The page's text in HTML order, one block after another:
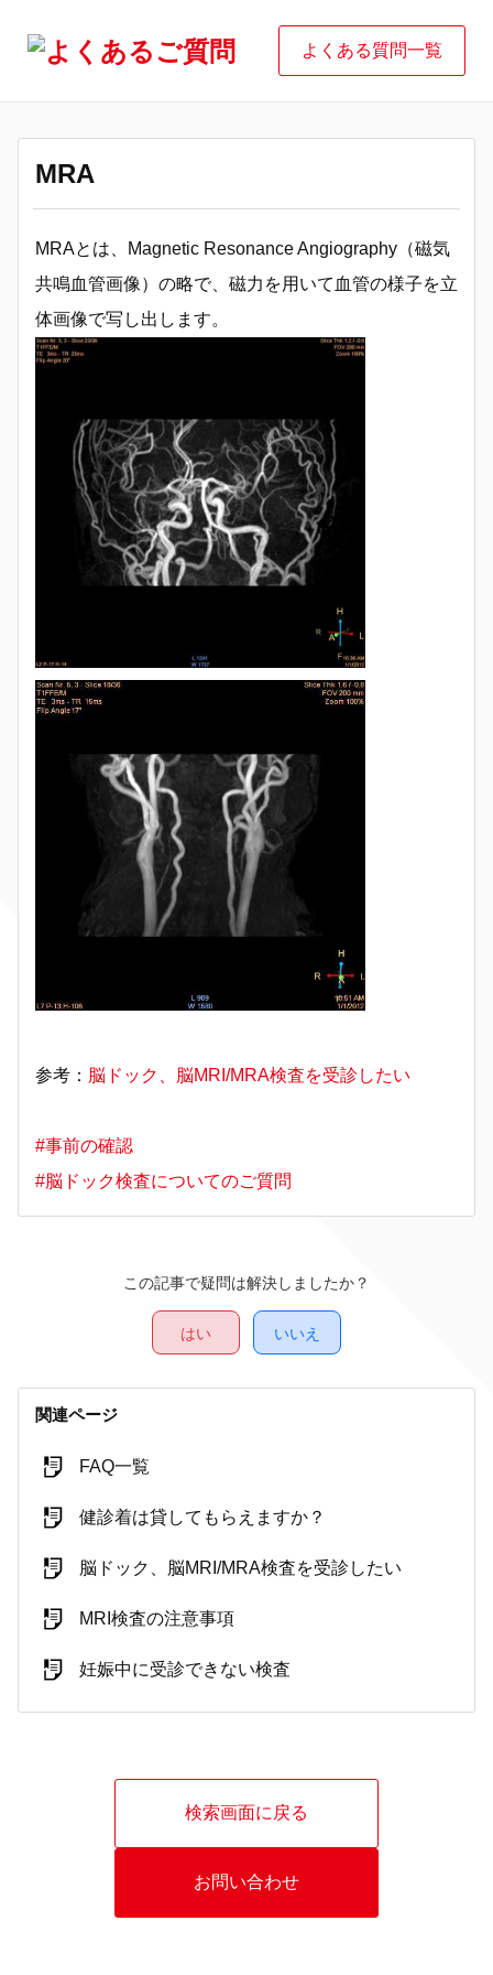
よくある質問一覧
MRA
MRAとは、Magnetic Resonance Angiography（磁気
共鳴血管画像）の略で、磁力を用いて血管の様子を立
体画像で写し出します。
参考： 脳ドック、脳MRI/MRA検査を受診したい
#事前の確認
#脳ドック検査についてのご質問
この記事で疑問は解決しましたか？
はい いいえ
関連ページ
FAQ一覧
健診着は貸してもらえますか？
脳ドック、脳MRI/MRA検査を受診したい
MRI検査の注意事項
妊娠中に受診できない検査
検索画面に戻る
お問い合わせ